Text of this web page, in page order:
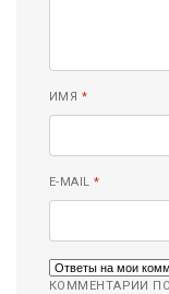
ИМЯ *
E-MAIL*
КОММЕНТАРИИ